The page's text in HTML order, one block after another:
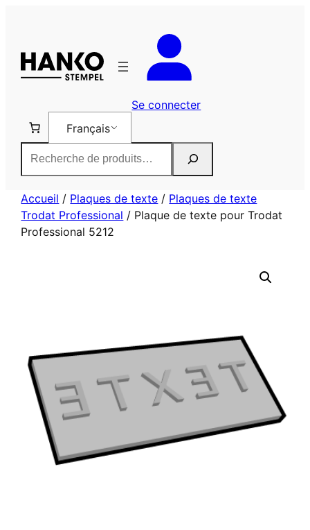
Se connecter
Français
Accueil / Plaques de texte / Plaques de texte
Trodat Professional / Plaque de texte pour Trodat
Professional 5212